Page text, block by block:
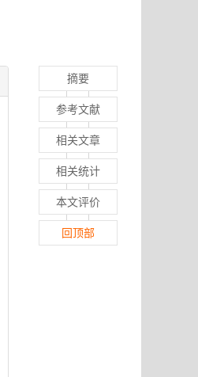
摘要
参考文献
相关文章
相关统计
本文评价
回顶部